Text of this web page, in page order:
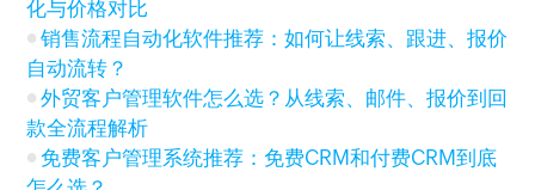
化与价格对比
销售流程自动化软件推荐：如何让线索、跟进、报价
自动流转？
外贸客户管理软件怎么选？从线索、邮件、报价到回
款全流程解析
免费客户管理系统推荐：免费CRM和付费CRM到底